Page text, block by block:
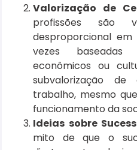
Valorização de
profissões são
desproporcional
vezes
econômicos ou
subvalorização
trabalho, mesmo
funcionamento da
Ideias sobre
mito de que o